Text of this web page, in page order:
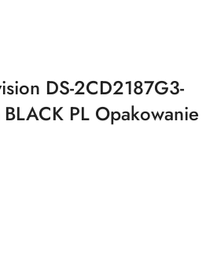
DS-2CD2187G3-
PL Opakowanie